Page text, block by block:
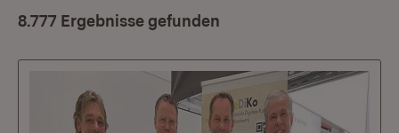
8.777 Ergebnisse gefunden